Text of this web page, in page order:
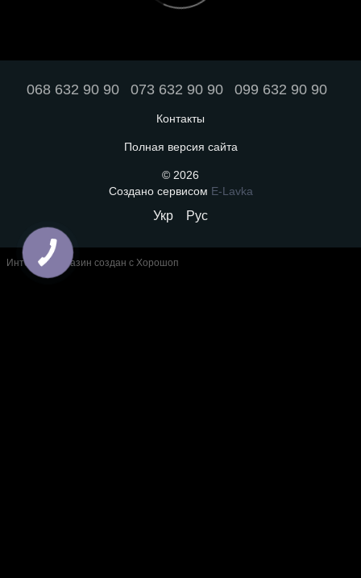
068 632 90 90 073 632 90 90 099 632 90 90
Контакты
Полная версия сайта
© 2026
Создано сервисом E-Lavka
Укр Рус
Интернет-магазин создан с Хорошоп